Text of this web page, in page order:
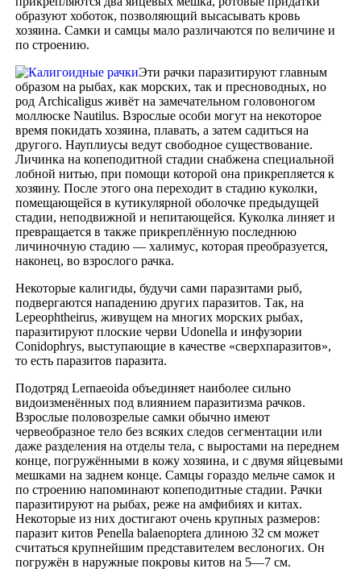
образуют хоботок, позволяющий высасывать кровь
хозяина. Самки и самцы мало различаются по величине и
по строению.
Эти рачки паразитируют главным
образом на рыбах, как морских, так и пресноводных, но
род Archicaligus живёт на замечательном головоногом
моллюске Nautilus. Взрослые особи могут на некоторое
время покидать хозяина, плавать, а затем садиться на
другого. Науплиусы ведут свободное существование.
Личинка на копеподитной стадии снабжена специальной
лобной нитью, при помощи которой она прикрепляется к
хозяину. После этого она переходит в стадию куколки,
помещающейся в кутикулярной оболочке предыдущей
стадии, неподвижной и непитающейся. Куколка линяет и
превращается в также прикреплённую последнюю
личиночную стадию — халимус, которая преобразуется,
наконец, во взрослого рачка.
Некоторые калигиды, будучи сами паразитами рыб,
подвергаются нападению других паразитов. Так, на
Lepeophtheirus, живущем на многих морских рыбах,
паразитируют плоские черви Udonella и инфузории
Conidophrys, выступающие в качестве «сверхпаразитов»,
то есть паразитов паразита.
Подотряд Lernaeoida объединяет наиболее сильно
видоизменённых под влиянием паразитизма рачков.
Взрослые половозрелые самки обычно имеют
червеобразное тело без всяких следов сегментации или
даже разделения на отделы тела, с выростами на переднем
конце, погружёнными в кожу хозяина, и с двумя яйцевыми
мешками на заднем конце. Самцы гораздо мельче самок и
по строению напоминают копеподитные стадии. Рачки
паразитируют на рыбах, реже на амфибиях и китах.
Некоторые из них достигают очень крупных размеров:
паразит китов Penella balaenoptera длиною 32 см может
считаться крупнейшим представителем веслоногих. Он
погружён в наружные покровы китов на 5—7 см.